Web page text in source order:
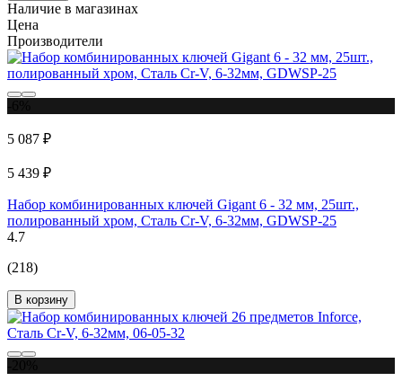
Наличие в магазинах
Цена
Производители
5 087 ₽
5 439 ₽
Набор комбинированных ключей Gigant 6 - 32 мм, 25шт.,
полированный хром, Сталь Cr-V, 6-32мм, GDWSP-25
4.7
(218)
В корзину